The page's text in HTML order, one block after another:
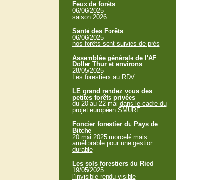
Feux de forêts
06/06/2025
saison 2026
Santé des Forêts
06/06/2025
nos forêts sont suivies de près
Assemblée générale de l'AF
Doller Thur et environs
28/05/2025
Les forestiers au RDV
LE grand rendez vous des
petites forêts privées
du 20 au 22 mai dans le cadre du
projet européen SMURF
Foncier forestier du Pays de
Bitche
20 mai 2025 morcelé mais
améliorable pour une gestion
durable
Les sols forestiers du Ried
19/05/2025
l’invisible rendu visible